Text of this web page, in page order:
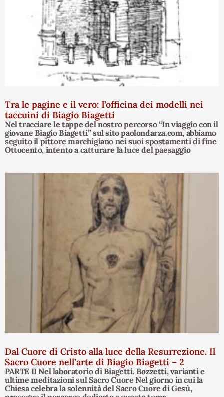
Tra le pagine e il vero: l’officina dei modelli nei
taccuini di Biagio Biagetti
Nel tracciare le tappe del nostro percorso “In viaggio con il
giovane Biagio Biagetti” sul sito paolondarza.com, abbiamo
seguito il pittore marchigiano nei suoi spostamenti di fine
Ottocento, intento a catturare la luce del paesaggio
Dal Cuore di Cristo alla luce della Resurrezione. Il
Sacro Cuore nell’arte di Biagio Biagetti – 2
PARTE II Nel laboratorio di Biagetti. Bozzetti, varianti e
ultime meditazioni sul Sacro Cuore Nel giorno in cui la
Chiesa celebra la solennità del Sacro Cuore di Gesù,